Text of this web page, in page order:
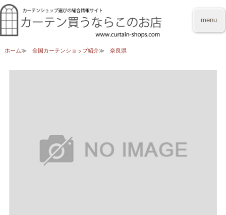
menu
ホーム 全国カーテンショップ紹介 奈良県